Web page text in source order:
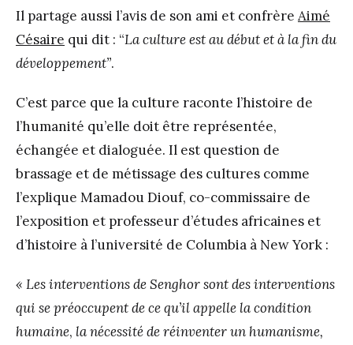
Il partage aussi l’avis de son ami et confrère Aimé
Césaire qui dit : “La culture est au début et à la fin du
développement”.
C’est parce que la culture raconte l’histoire de
l’humanité qu’elle doit être représentée,
échangée et dialoguée. Il est question de
brassage et de métissage des cultures comme
l’explique Mamadou Diouf, co-commissaire de
l’exposition et professeur d’études africaines et
d’histoire à l’université de Columbia à New York :
« Les interventions de Senghor sont des interventions
qui se préoccupent de ce qu’il appelle lacondition
humaine, la nécessité de réinventer un humanisme,